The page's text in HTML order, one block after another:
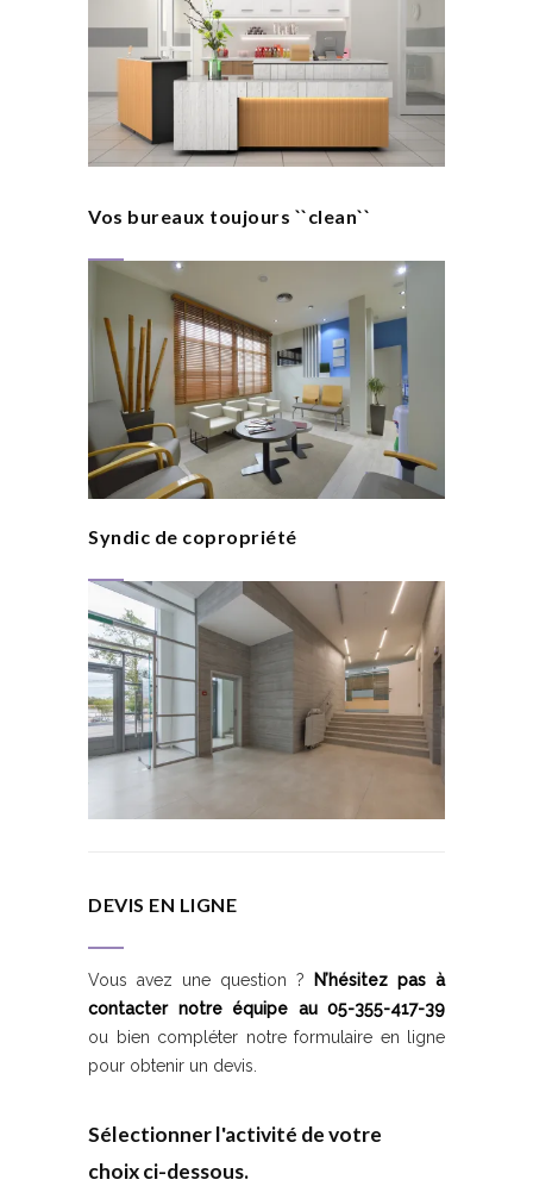
Vos bureaux toujours ``clean``
Syndic de copropriété
DEVIS EN LIGNE
Vous avez une question ? N’hésitez pas à
contacter notre équipe au 05-355-417-39
ou bien compléter notre formulaire en ligne
pour obtenir un devis.
Sélectionner l'activité de votre
choix ci-dessous.